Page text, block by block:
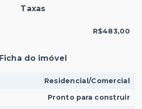
Taxas
R$483,00
Ficha do imóvel
Residencial/Comercial
Pronto para construir